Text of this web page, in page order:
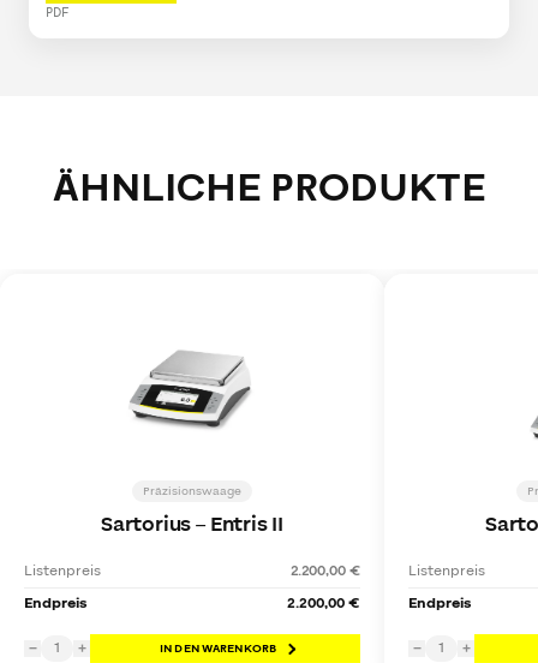
PDF
ÄHNLICHE PRODUKTE
Präzisionswaage
Sartorius–Entris II
Listenpreis
2.200,00 €
Endpreis
2.200,00 €
− 1 + IN DEN WARENKORB
Listenpreis
Endpreis
− 1 +